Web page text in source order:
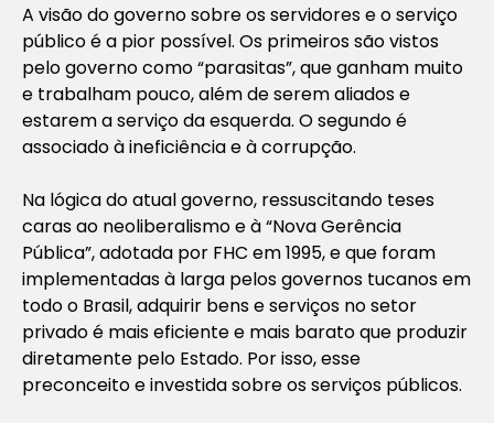
A visão do governo sobre os servidores e o serviço
público é a pior possível. Os primeiros são vistos
pelo governo como “parasitas”, que ganham muito
e trabalham pouco, além de serem aliados e
estarem a serviço da esquerda. O segundo é
associado à ineficiência e à corrupção.
Na lógica do atual governo, ressuscitando teses
caras ao neoliberalismo e à “Nova Gerência
Pública”, adotada por FHC em 1995, e que foram
implementadas à larga pelos governos tucanos em
todo o Brasil, adquirir bens e serviços no setor
privado é mais eficiente e mais barato que produzir
diretamente pelo Estado. Por isso, esse
preconceito e investida sobre os serviços públicos.